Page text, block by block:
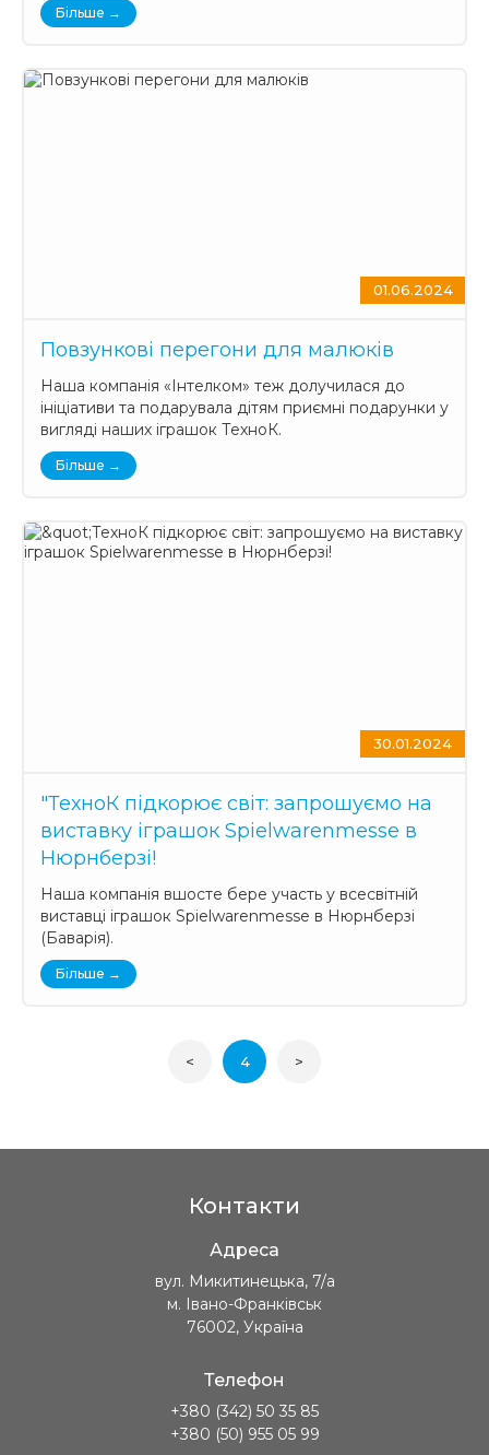
Більше →
01.06.2024
Повзункові перегони для малюків
Наша компанія «Інтелком» теж долучилася до
ініціативи та подарувала дітям приємні подарунки у
вигляді наших іграшок ТехноК.
Більше →
30.01.2024
"ТехноК підкорює світ: запрошуємо на
виставку іграшок Spielwarenmesse в
Нюрнберзі!
Наша компанія вшосте бере участь у всесвітній
виставці іграшок Spielwarenmesse в Нюрнберзі
(Баварія).
Більше →
< 4 >
Контакти
Адреса
вул. Микитинецька, 7/а
м. Івано-Франківськ
76002, Україна
Телефон
+380 (342) 50 35 85
+380 (50) 955 05 99